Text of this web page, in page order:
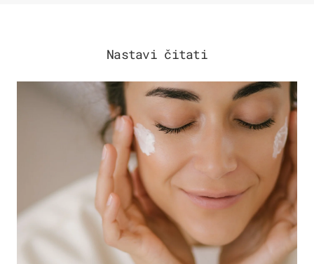
Nastavi čitati
MODA & LJEPOTA